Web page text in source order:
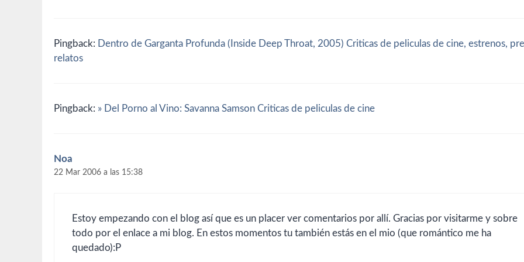
Pingback: Dentro de Garganta Profunda (Inside Deep Throat, 2005) Criticas de peliculas de cine, estrenos,
relatos
Pingback: » Del Porno al Vino: Savanna Samson Criticas de peliculas de cine
Noa
22 Mar 2006 a las 15:38
Estoy empezando con el blog así que es un placer ver comentarios por allí. Gracias por visitarme y sobre
todo por el enlace a mi blog. En estos momentos tu también estás en el mio (que romántico me ha
quedado):P